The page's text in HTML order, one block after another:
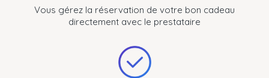
Vous gérez la réservation de votre bon cadeau
directement avec le prestataire